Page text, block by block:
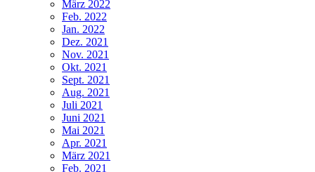
März 2022
Feb. 2022
Jan. 2022
Dez. 2021
Nov. 2021
Okt. 2021
Sept. 2021
Aug. 2021
Juli 2021
Juni 2021
Mai 2021
Apr. 2021
März 2021
Feb. 2021